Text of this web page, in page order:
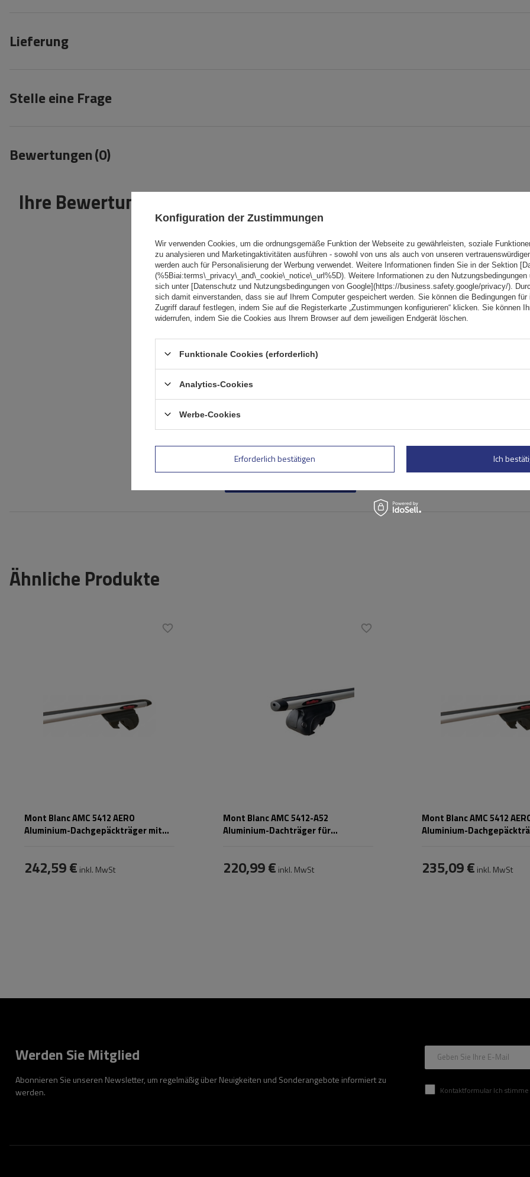
Lieferung
Stelle eine Frage
Bewertungen(0)
Ihre Bewertung schreiben
5/5
Inhalt Ihrer Bewertung
hinzufügen:
Ihr Vorname
Ihre E-Mail-Adresse
Ähnliche Produkte
Mont Blanc AMC 5412 AERO
Aluminium-Dachgepäckträger mit
242,59 € inkl. MwSt
Mont Blanc AMC 5412-A52
Aluminium-Dachträger für
220,99 € inkl. MwSt
Mont Blanc AMC 5412
Aluminium-
235,09 € inkl. MwSt
Werden Sie Mitglied
Abonnieren Sie unseren Newsletter, um regelmäßig über Neuigkeiten und Sonderangebote informiert zu
werden.
Geben Sie Ihre E-Mail
Kontaktformular Ich stimme der Verarbeitung
Konfiguration der Zustimmungen
Wir verwenden Cookies, um die ordnungsgemäße Funktion der Webseite zu gewährleisten, soziale
zu analysieren und Marketingaktivitäten ausführen - sowohl von uns als auch von unseren
werden auch für Personalisierung der Werbung verwendet. Weitere Informationen finden Sie in der Sektion
(%5Biai:terms\_privacy\_and\_cookie\_notice\_url%5D). Weitere Informationen zu den
sich unter [Datenschutz und Nutzungsbedingungen von Google](https://business.safety.google/privacy/).
sich damit einverstanden, dass sie auf Ihrem Computer gespeichert werden. Sie können die Bedingungen für
Zugriff darauf festlegen, indem Sie auf die Registerkarte „Zustimmungen konfigurieren“ klicken. Sie können
widerrufen, indem Sie die Cookies aus Ihrem Browser auf dem jeweiligen Endgerät löschen.
Funktionale Cookies (erforderlich)
Analytics-Cookies
Werbe-Cookies
Erforderlich bestätigen Ich